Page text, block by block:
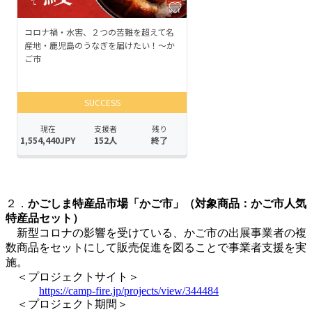
２． かごしま特産品市場「かご市」（対象商品：かご市人気
特産品セット）
新型コロナの影響を受けている、かご市の出展事業者の複
数商品をセットにして販売促進を図ることで事業者支援を実
施。
＜プロジェクトサイト＞
https://camp-fire.jp/projects/view/344484
＜プロジェクト期間＞